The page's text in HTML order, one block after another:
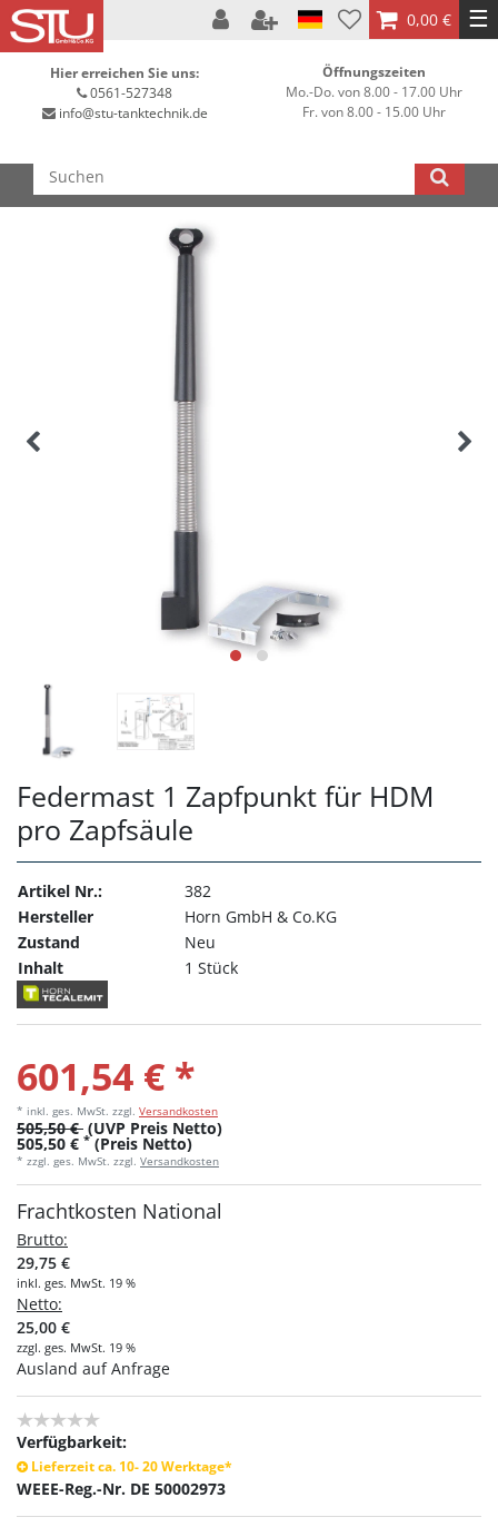
0,00 € ☰
Hier erreichen Sie uns:
0561-527348
info@stu-tanktechnik.de
Öffnungszeiten
Mo.-Do. von 8.00 - 17.00 Uhr
Fr. von 8.00 - 15.00 Uhr
Federmast 1 Zapfpunkt für HDM
pro Zapfsäule
Artikel Nr.:
382
Hersteller
Horn GmbH & Co.KG
Zustand
Neu
Inhalt
1 Stück
601,54 € *
* inkl. ges. MwSt. zzgl. Versandkosten
505,50 € (UVP Preis Netto)
505,50 € * (Preis Netto)
* zzgl. ges. MwSt. zzgl. Versandkosten
Frachtkosten National
Brutto:
29,75 €
inkl. ges. MwSt. 19 %
Netto:
25,00 €
zzgl. ges. MwSt. 19 %
Ausland auf Anfrage
Verfügbarkeit:
Lieferzeit ca. 10- 20 Werktage*
WEEE-Reg.-Nr. DE 50002973